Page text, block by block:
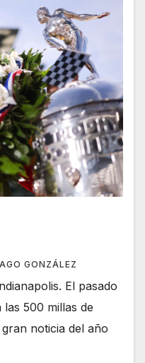
GONZÁLEZ
El pasado
500 millas de
noticia del año